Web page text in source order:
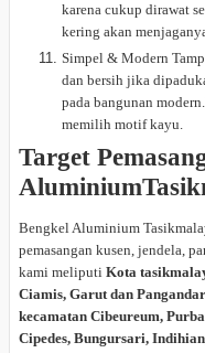
karena cukup dirawat
kering akan
Simpel & Modern
dan bersih jika
pada bangunan
memilih motif kayu.
Target
Bengkel Aluminium
pemasangan kusen, jendela,
kami meliputi Kota
Ciamis, Garut dan
kecamatan Cibeureum,
Cipedes, Bungursari,